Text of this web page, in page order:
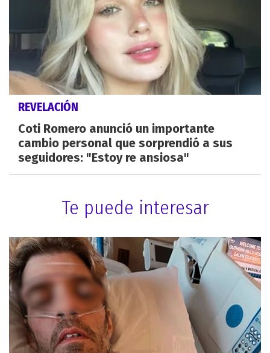
REVELACIÓN
Coti Romero anunció un importante
cambio personal que sorprendió a sus
seguidores: "Estoy re ansiosa"
Te puede interesar